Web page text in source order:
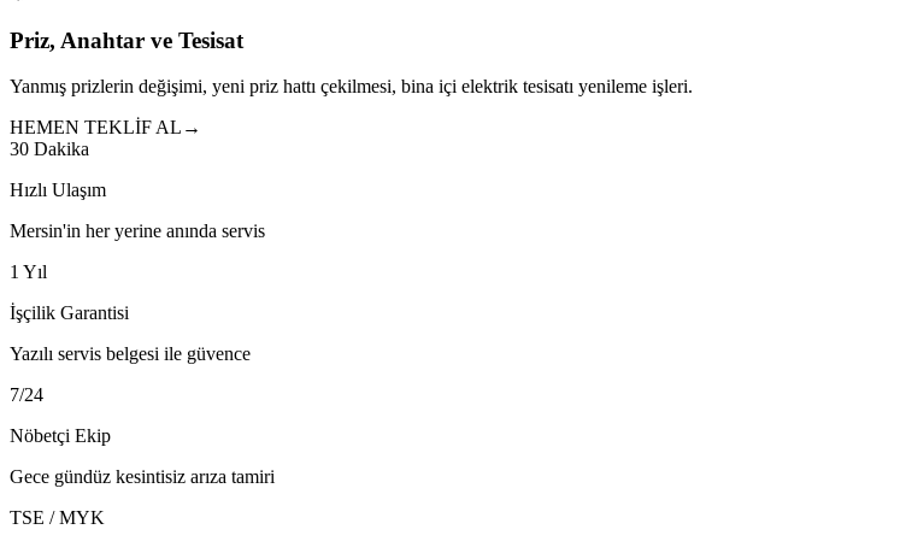
Priz, Anahtar ve Tesisat
Yanmış prizlerin değişimi, yeni priz hattı çekilmesi, bina içi elektrik tesisatı yenileme işleri.
HEMEN TEKLİF AL →
30 Dakika
Hızlı Ulaşım
Mersin'in her yerine anında servis
1 Yıl
İşçilik Garantisi
Yazılı servis belgesi ile güvence
7/24
Nöbetçi Ekip
Gece gündüz kesintisiz arıza tamiri
TSE / MYK